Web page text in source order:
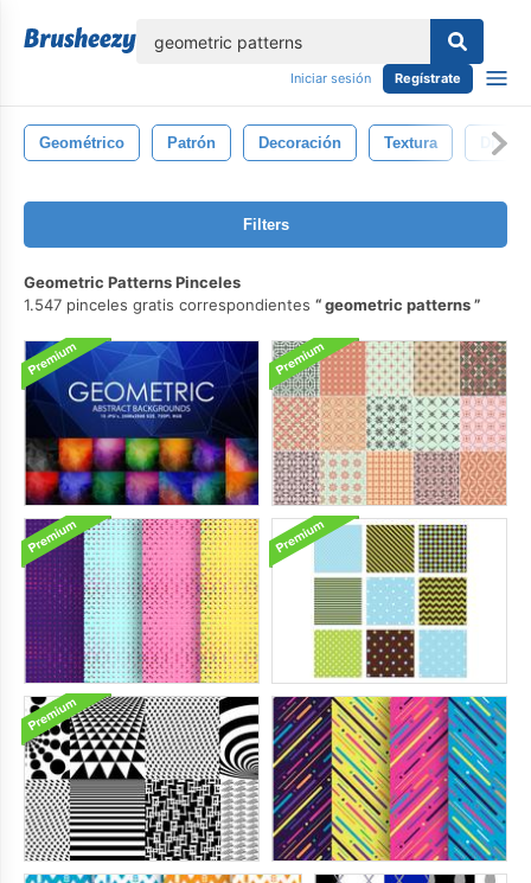
Iniciar sesión Regístrate
Geométrico Patrón Decoración Textura Diseño
Filters
Geometric Patterns Pinceles
1.547 pinceles gratis correspondientes
geometric patterns